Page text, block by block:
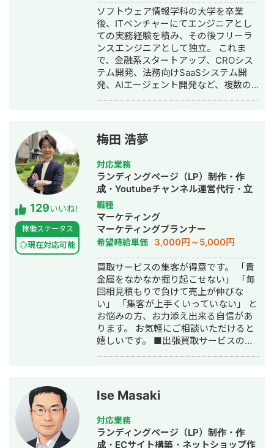
ン・作成・イラスト制作・動画制作・
動画編集・AI活用
ソフトウェア情報学科の大学を卒業
後、ITベンチャーにてエンジニアとし
ての実務経験を積み、その後フリーラ
ンスエンジニアとして独立。 これま
で、金融系スタートアップ、CROシス
テム開発、法務向けSaaSシステム開
発、AIエージェント開発など、複数の
得意としており、要件定義、設計、実
装、本番リリース、運用改善まで一貫
して対応しています。 特に、仕様が複
雑な業務システムや、要件がまだ固ま
りきっていない新規開発において、事
業目的を整理しながら、正確にスピー
ド感を持って形にしていくことを強み
としています。 いまはスタートアップ
案件にてAIエージェント開発にも携わ
っており、AI活用した業務効率化、新
機能開発、既存プロダクトへのAI機能
の組み込みなどにも対応しています。
単純に言われたものを作るだけではな
く、事業として使える形に落とし込む
ことを重視し、開発の初期段階からリ
リース後の運用まで伴走しています。
129いいね!
稼働ステータス
◎現在対応可能
梅田 浩夢
対応業務
ランディングページ（LP）制作・作
成・Youtubeチャンネル運営代行・立
ち上げ・SEO対策・SNS運用代行・記
事作成代行・ライティング・ホームペ
ージ制作・作成・リスティング広告運
用代行・オウンドメディア制作・構
築・運用代行
職種
マーケティング
マーケティングプランナー
希望時給単価 3,000円～5,000円
買取サービスの集客が得意です。 「貴
金属をなかなか掘り起こせない」 「毎
回相見積もりで負けて売上が伸びな
い」 「集客が上手くいっていない」 と
お悩みの方、お力添え出来る自信があ
ります。 お気軽にご相談いただけると
嬉しいです。 ■出張買取サービスの集
ケ支援会社（当時社員7名）にインター
ンとして参画し、案件獲得に向けた自
社集客（SEO・Web広告運用・LP制
作・YouTubeチャンネル運用・メール
マーケティング等）を担当。 2022年3
Ise Masaki
対応業務
ランディングページ（LP）制作・作
成・ECサイト構築・ネットショップ作